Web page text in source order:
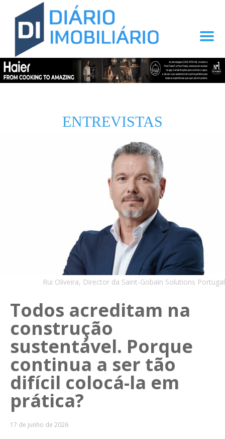
ENTREVISTAS
Rui Oliveira, Director da Saint-Gobain Solutions Portugal
Todos acreditam na
construção
sustentável. Porque
continua a ser tão
difícil colocá-la em
prática?
17 de junho de 2026